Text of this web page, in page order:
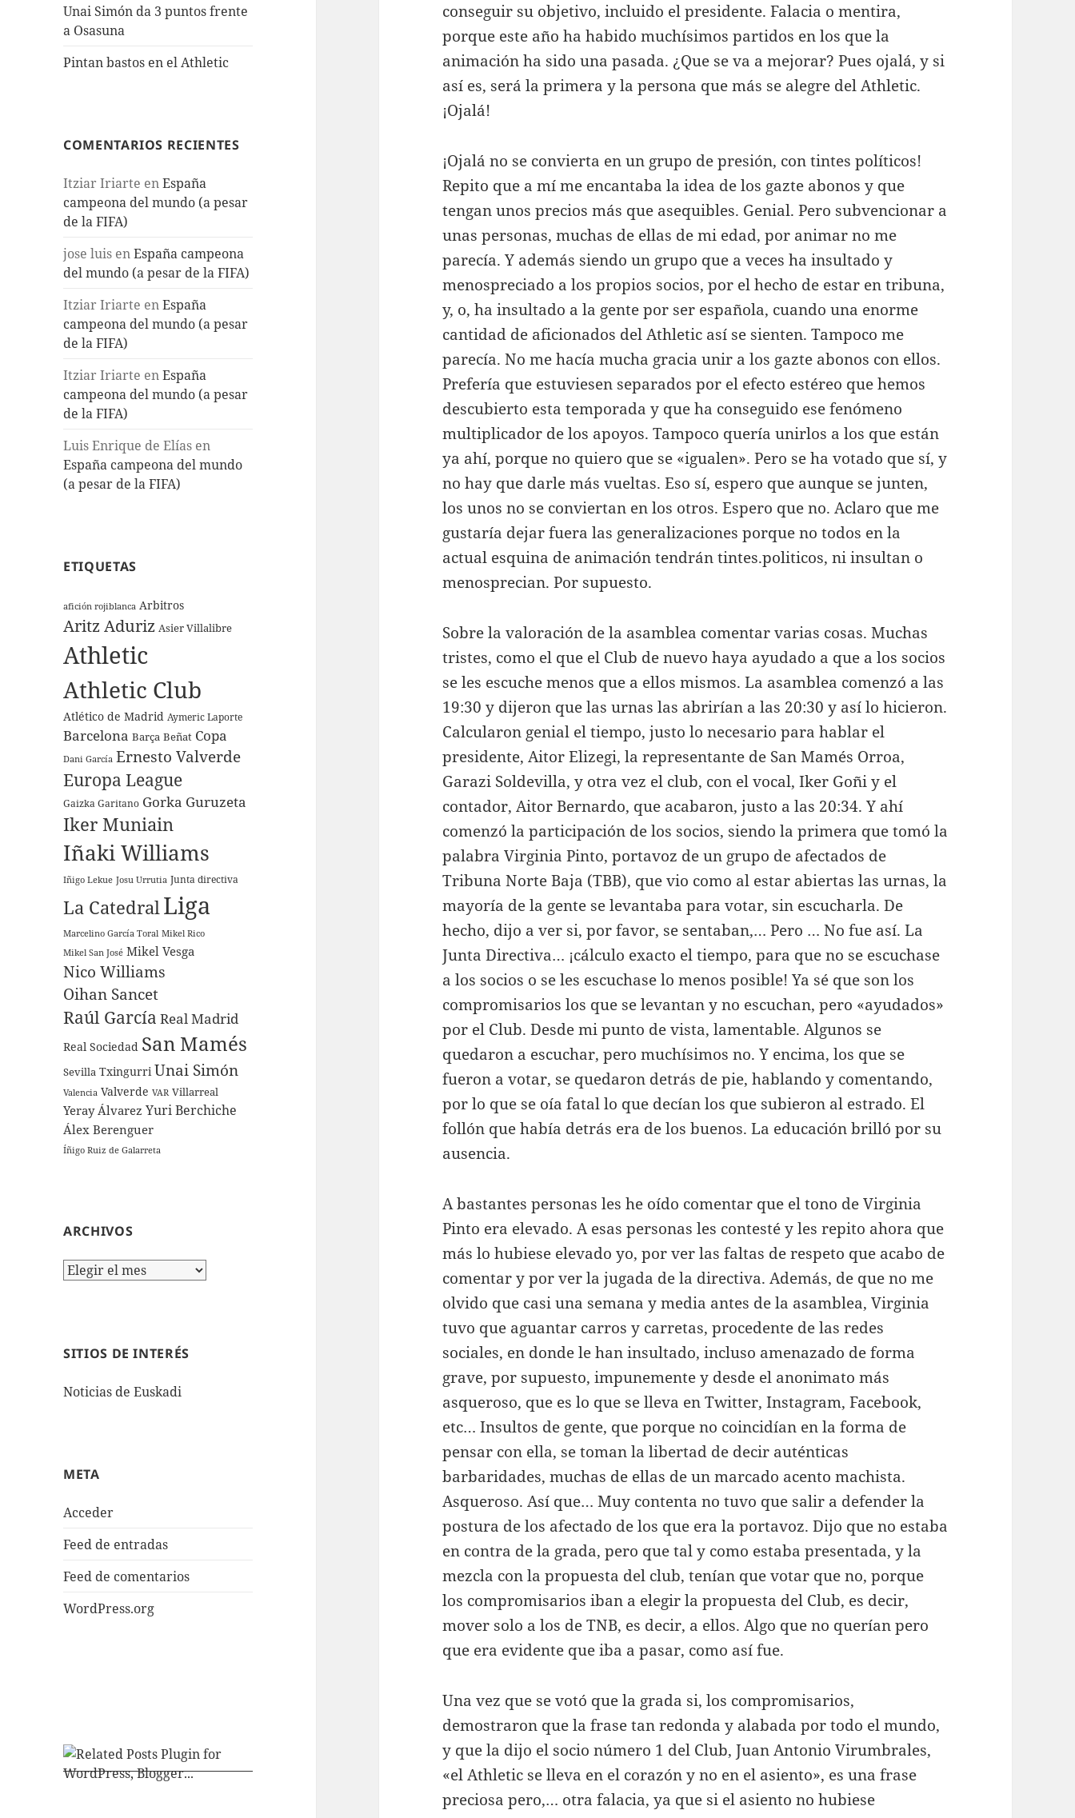
Unai Simón da 3 puntos frente
a Osasuna
Pintan bastos en el Athletic
COMENTARIOS RECIENTES
Itziar Iriarte enEspaña
campeona del mundo (a pesar
de la FIFA)
jose luis enEspaña campeona
del mundo (a pesar de la FIFA)
Itziar Iriarte enEspaña
campeona del mundo (a pesar
de la FIFA)
Itziar Iriarte enEspaña
campeona del mundo (a pesar
de la FIFA)
Luis Enrique de Elías en
España campeona del mundo
(a pesar de la FIFA)
ETIQUETAS
afición rojiblanca Arbitros
Aritz Aduriz Asier Villalibre
Athletic
Athletic Club
Atlético de Madrid Aymeric Laporte
Barcelona Barça Beñat Copa
Dani García Ernesto Valverde
Europa League
Gaizka Garitano Gorka Guruzeta
Iker Muniain
Iñaki Williams
Iñigo Lekue Josu Urrutia Junta directiva
La CatedralLiga
Marcelino García Toral Mikel Rico
Mikel San José Mikel Vesga
Nico Williams
Oihan Sancet
Raúl García Real Madrid
Real Sociedad San Mamés
Sevilla Txingurri Unai Simón
Valencia Valverde VAR Villarreal
Yeray Álvarez Yuri Berchiche
Álex Berenguer
Íñigo Ruiz de Galarreta
ARCHIVOS
Archivos
SITIOS DE INTERÉS
Noticias de Euskadi
META
Acceder
Feed de entradas
Feed de comentarios
WordPress.org
conseguir su objetivo, incluido el presidente. Falacia o mentira,
porque este año ha habido muchísimos partidos en los que la
animación ha sido una pasada. ¿Que se va a mejorar? Pues ojalá, y si
así es, será la primera y la persona que más se alegre del Athletic.
¡Ojalá!
¡Ojalá no se convierta en un grupo de presión, con tintes políticos!
Repito que a mí me encantaba la idea de los gazte abonos y que
tengan unos precios más que asequibles. Genial. Pero subvencionar a
unas personas, muchas de ellas de mi edad, por animar no me
parecía. Y además siendo un grupo que a veces ha insultado y
menospreciado a los propios socios, por el hecho de estar en tribuna,
y, o, ha insultado a la gente por ser española, cuando una enorme
cantidad de aficionados del Athletic así se sienten. Tampoco me
parecía. No me hacía mucha gracia unir a los gazte abonos con ellos.
Prefería que estuviesen separados por el efecto estéreo que hemos
descubierto esta temporada y que ha conseguido ese fenómeno
multiplicador de los apoyos. Tampoco quería unirlos a los que están
ya ahí, porque no quiero que se «igualen». Pero se ha votado que sí, y
no hay que darle más vueltas. Eso sí, espero que aunque se junten,
los unos no se conviertan en los otros. Espero que no. Aclaro que me
gustaría dejar fuera las generalizaciones porque no todos en la
actual esquina de animación tendrán tintes.politicos, ni insultan o
menosprecian. Por supuesto.
Sobre la valoración de la asamblea comentar varias cosas. Muchas
tristes, como el que el Club de nuevo haya ayudado a que a los socios
se les escuche menos que a ellos mismos. La asamblea comenzó a las
19:30 y dijeron que las urnas las abrirían a las 20:30 y así lo hicieron.
Calcularon genial el tiempo, justo lo necesario para hablar el
presidente, Aitor Elizegi, la representante de San Mamés Orroa,
Garazi Soldevilla, y otra vez el club, con el vocal, Iker Goñi y el
contador, Aitor Bernardo, que acabaron, justo a las 20:34. Y ahí
comenzó la participación de los socios, siendo la primera que tomó la
palabra Virginia Pinto, portavoz de un grupo de afectados de
Tribuna Norte Baja (TBB), que vio como al estar abiertas las urnas, la
mayoría de la gente se levantaba para votar, sin escucharla. De
hecho, dijo a ver si, por favor, se sentaban,… Pero … No fue así. La
Junta Directiva… ¡cálculo exacto el tiempo, para que no se escuchase
a los socios o se les escuchase lo menos posible! Ya sé que son los
compromisarios los que se levantan y no escuchan, pero «ayudados»
por el Club. Desde mi punto de vista, lamentable. Algunos se
quedaron a escuchar, pero muchísimos no. Y encima, los que se
fueron a votar, se quedaron detrás de pie, hablando y comentando,
por lo que se oía fatal lo que decían los que subieron al estrado. El
follón que había detrás era de los buenos. La educación brilló por su
ausencia.
A bastantes personas les he oído comentar que el tono de Virginia
Pinto era elevado. A esas personas les contesté y les repito ahora que
más lo hubiese elevado yo, por ver las faltas de respeto que acabo de
comentar y por ver la jugada de la directiva. Además, de que no me
olvido que casi una semana y media antes de la asamblea, Virginia
tuvo que aguantar carros y carretas, procedente de las redes
sociales, en donde le han insultado, incluso amenazado de forma
grave, por supuesto, impunemente y desde el anonimato más
asqueroso, que es lo que se lleva en Twitter, Instagram, Facebook,
etc… Insultos de gente, que porque no coincidían en la forma de
pensar con ella, se toman la libertad de decir auténticas
barbaridades, muchas de ellas de un marcado acento machista.
Asqueroso. Así que… Muy contenta no tuvo que salir a defender la
postura de los afectado de los que era la portavoz. Dijo que no estaba
en contra de la grada, pero que tal y como estaba presentada, y la
mezcla con la propuesta del club, tenían que votar que no, porque
los compromisarios iban a elegir la propuesta del Club, es decir,
mover solo a los de TNB, es decir, a ellos. Algo que no querían pero
que era evidente que iba a pasar, como así fue.
Una vez que se votó que la grada si, los compromisarios,
demostraron que la frase tan redonda y alabada por todo el mundo,
y que la dijo el socio número 1 del Club, Juan Antonio Virumbrales,
«el Athletic se lleva en el corazón y no en el asiento», es una frase
preciosa pero,… otra falacia, ya que si el asiento no hubiese